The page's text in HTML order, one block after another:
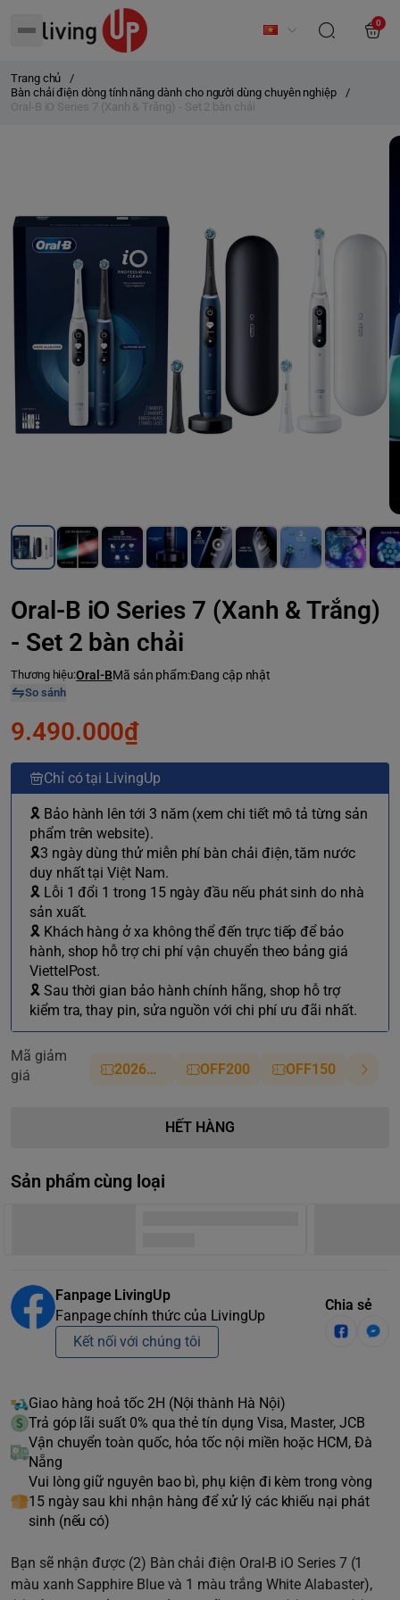
0
Trang chủ
/
Bàn chải điện dòng tính năng dành cho người dùng chuyên nghiệp
/
Oral-B iO Series 7 (Xanh & Trắng) - Set 2 bàn chải
Oral-B iO Series 7 (Xanh & Trắng)
- Set 2 bàn chải
Thương hiệu:Oral-BMã sản phẩm:Đang cập nhật
So sánh
9.490.000₫
Chỉ có tại LivingUp
🎗 Bảo hành lên tới 3 năm (xem chi tiết mô tả từng sản
phẩm trên website).
🎗3 ngày dùng thử miễn phí bàn chải điện, tăm nước
duy nhất tại Việt Nam.
🎗 Lỗi 1 đổi 1 trong 15 ngày đầu nếu phát sinh do nhà
sản xuất.
🎗 Khách hàng ở xa không thể đến trực tiếp để bảo
hành, shop hỗ trợ chi phí vận chuyển theo bảng giá
ViettelPost.
🎗 Sau thời gian bảo hành chính hãng, shop hỗ trợ
kiểm tra, thay pin, sửa nguồn với chi phí ưu đãi nhất.
Mã giảm
giá
2026NM OFF200 OFF150
HẾT HÀNG
Sản phẩm cùng loại
Fanpage LivingUp
Fanpage chính thức của LivingUp
Kết nối với chúng tôi
Chia sẻ
Giao hàng hoả tốc 2H (Nội thành Hà Nội)
Trả góp lãi suất 0% qua thẻ tín dụng Visa, Master, JCB
Vận chuyển toàn quốc, hỏa tốc nội miền hoặc HCM, Đà
Nẵng
Vui lòng giữ nguyên bao bì, phụ kiện đi kèm trong vòng
15 ngày sau khi nhận hàng để xử lý các khiếu nại phát
sinh (nếu có)
Bạn sẽ nhận được (2) Bàn chải điện Oral-B iO Series 7 (1
màu xanh Sapphire Blue và 1 màu trắng White Alabaster),